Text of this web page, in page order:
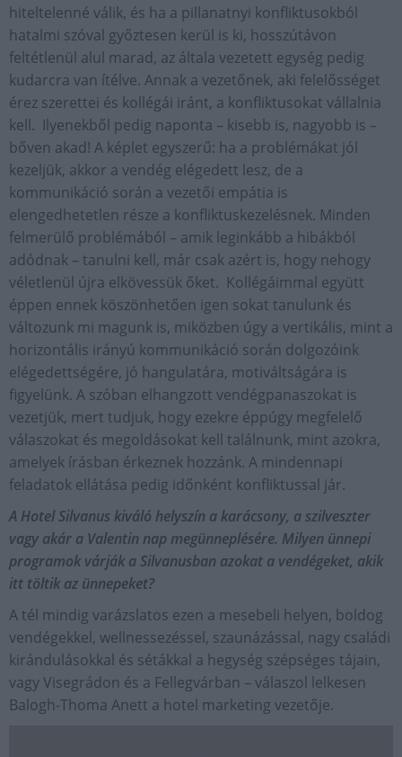
hiteltelenné válik, és ha a pillanatnyi konfliktusokból
hatalmi szóval győztesen kerül is ki, hosszútávon
feltétlenül alul marad, az általa vezetett egység pedig
kudarcra van ítélve. Annak a vezetőnek, aki felelősséget
érez szerettei és kollégái iránt, a konfliktusokat vállalnia
kell. Ilyenekből pedig naponta – kisebb is, nagyobb is –
bőven akad! A képlet egyszerű: ha a problémákat jól
kezeljük, akkor a vendég elégedett lesz, de a
kommunikáció során a vezetői empátia is
elengedhetetlen része a konfliktuskezelésnek. Minden
felmerülő problémából – amik leginkább a hibákból
adódnak – tanulni kell, már csak azért is, hogy nehogy
véletlenül újra elkövessük őket. Kollégáimmal együtt
éppen ennek köszönhetően igen sokat tanulunk és
változunk mi magunk is, miközben úgy a vertikális, mint a
horizontális irányú kommunikáció során dolgozóink
elégedettségére, jó hangulatára, motiváltságára is
figyelünk. A szóban elhangzott vendégpanaszokat is
vezetjük, mert tudjuk, hogy ezekre éppúgy megfelelő
válaszokat és megoldásokat kell találnunk, mint azokra,
amelyek írásban érkeznek hozzánk. A mindennapi
feladatok ellátása pedig időnként konfliktussal jár.
A Hotel Silvanus kiváló helyszín a karácsony, a szilveszter
vagy akár a Valentin nap megünneplésére. Milyen ünnepi
programok várják a Silvanusban azokat a vendégeket, akik
itt töltik az ünnepeket?
A tél mindig varázslatos ezen a mesebeli helyen, boldog
vendégekkel, wellnessezéssel, szaunázással, nagy családi
kirándulásokkal és sétákkal a hegység szépséges tájain,
vagy Visegrádon és a Fellegvárban – válaszol lelkesen
Balogh-Thoma Anett a hotel marketing vezetője.